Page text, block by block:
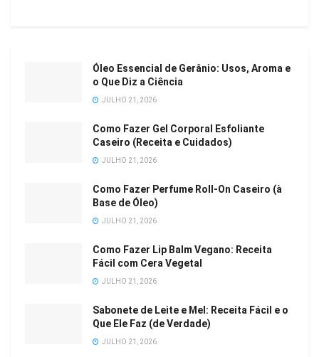
Óleo Essencial de Gerânio: Usos, Aroma e
o Que Diz a Ciência
JULHO 21, 2026
Como Fazer Gel Corporal Esfoliante
Caseiro (Receita e Cuidados)
JULHO 21, 2026
Como Fazer Perfume Roll-On Caseiro (à
Base de Óleo)
JULHO 21, 2026
Como Fazer Lip Balm Vegano: Receita
Fácil com Cera Vegetal
JULHO 21, 2026
Sabonete de Leite e Mel: Receita Fácil e o
Que Ele Faz (de Verdade)
JULHO 21, 2026